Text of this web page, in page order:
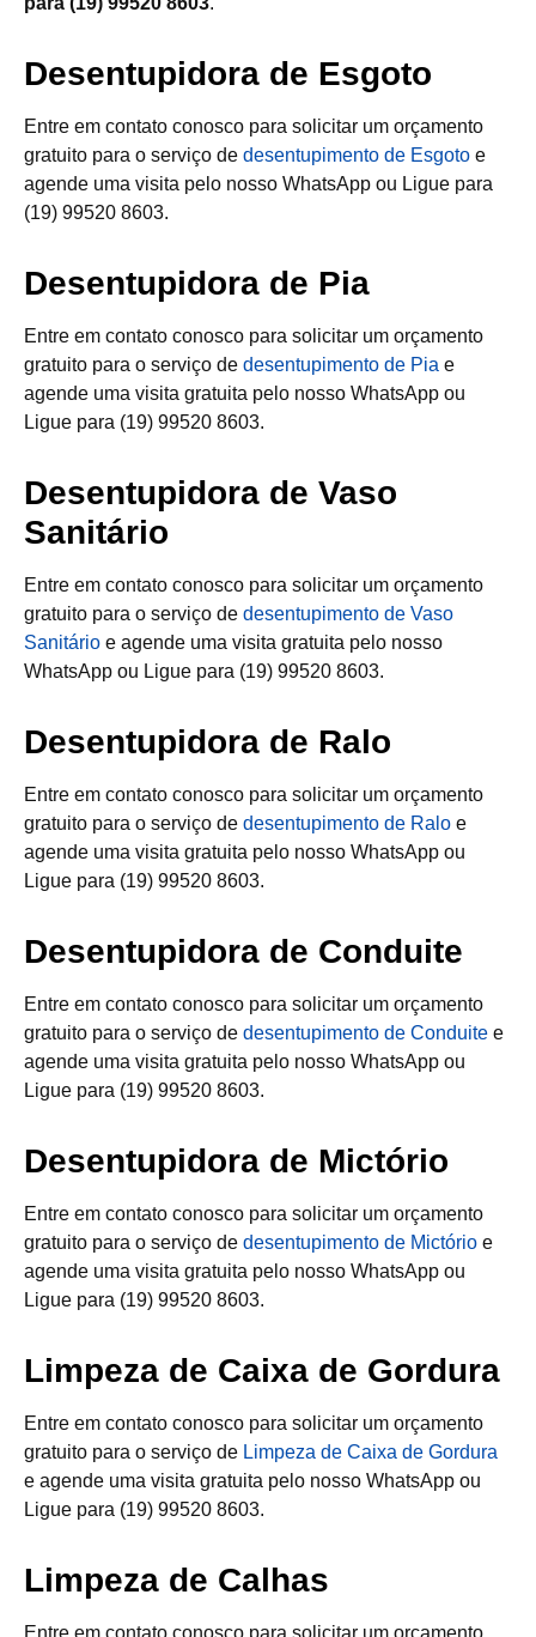
Desentupidora de Esgoto
Entre em contato conosco para solicitar um orçamento
gratuito para o serviço de desentupimento de Esgoto e
agende uma visita pelo nosso WhatsApp ou Ligue para
(19) 99520 8603.
Desentupidora de Pia
Entre em contato conosco para solicitar um orçamento
gratuito para o serviço de desentupimento de Pia e
agende uma visita gratuita pelo nosso WhatsApp ou
Ligue para (19) 99520 8603.
Desentupidora de Vaso
Sanitário
Entre em contato conosco para solicitar um orçamento
gratuito para o serviço de desentupimento de Vaso
Sanitário e agende uma visita gratuita pelo nosso
WhatsApp ou Ligue para (19) 99520 8603.
Desentupidora de Ralo
Entre em contato conosco para solicitar um orçamento
gratuito para o serviço de desentupimento de Ralo e
agende uma visita gratuita pelo nosso WhatsApp ou
Ligue para (19) 99520 8603.
Desentupidora de Conduite
Entre em contato conosco para solicitar um orçamento
gratuito para o serviço de desentupimento de Conduite e
agende uma visita gratuita pelo nosso WhatsApp ou
Ligue para (19) 99520 8603.
Desentupidora de Mictório
Entre em contato conosco para solicitar um orçamento
gratuito para o serviço de desentupimento de Mictório e
agende uma visita gratuita pelo nosso WhatsApp ou
Ligue para (19) 99520 8603.
Limpeza de Caixa de Gordura
Entre em contato conosco para solicitar um orçamento
gratuito para o serviço de Limpeza de Caixa de Gordura
e agende uma visita gratuita pelo nosso WhatsApp ou
Ligue para (19) 99520 8603.
Limpeza de Calhas
Entre em contato conosco para solicitar um orçamento